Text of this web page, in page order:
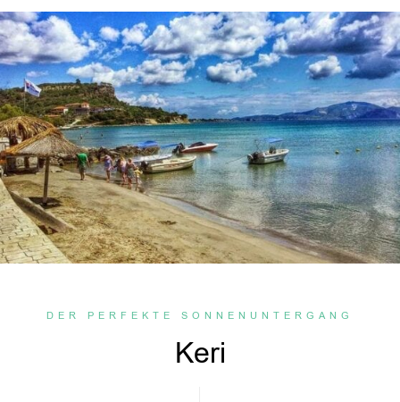
DER PERFEKTE SONNENUNTERGANG
Keri